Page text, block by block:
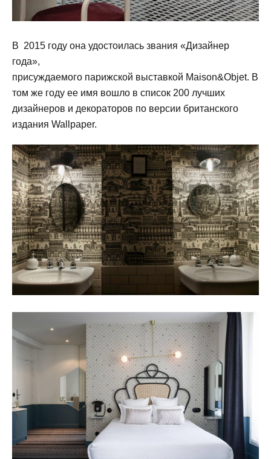
В 2015 году она удостоилась звания «Дизайнер
года»,
присуждаемого парижской выставкой Maison&Objet. В
том же году ее имя вошло в список 200 лучших
дизайнеров и декораторов по версии британского
издания Wallpaper.